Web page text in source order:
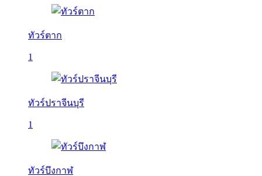
ทัวร์ตาก
1
ทัวร์ปราจีนบุรี
1
ทัวร์บึงกาฬ